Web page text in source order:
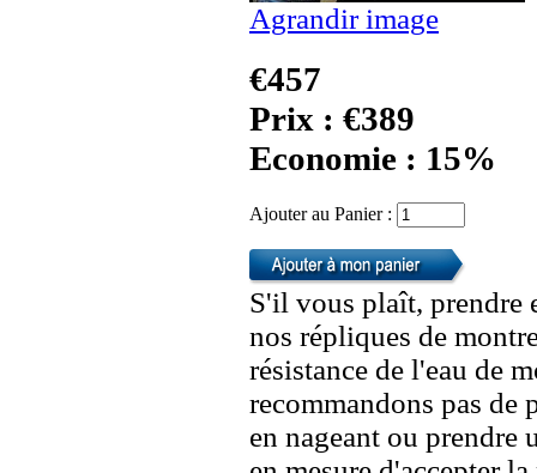
Agrandir image
€457
Prix : €389
Economie : 15%
Ajouter au Panier :
S'il vous plaît, prendre
nos répliques de
résistance de l'eau de
recommandons pas de
en nageant ou prendre